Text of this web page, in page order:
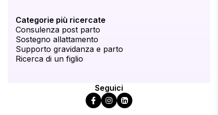
Categorie più ricercate
Consulenza post parto
Sostegno allattamento
Supporto gravidanza e parto
Ricerca di un figlio
Seguici